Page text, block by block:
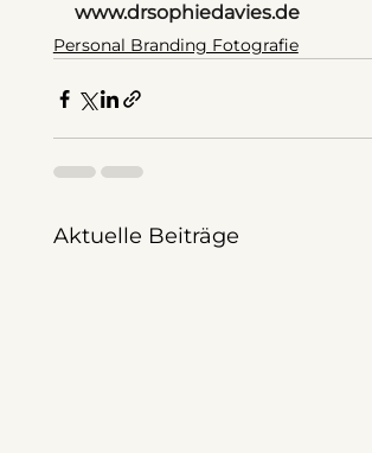
www.drsophiedavies.de
Personal Branding Fotografie
Aktuelle Beiträge